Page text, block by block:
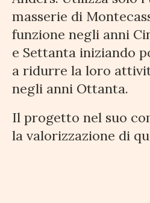
masserie di
funzione negli anni
e Settanta iniziando
a ridurre la loro
negli anni Ottanta.
Il progetto nel suo
la valorizzazione di